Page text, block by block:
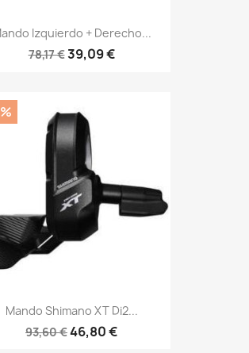
Izquierdo + Derecho...
78,17 €39,09 €
Mando Shimano XT Di2...
93,60 €46,80 €